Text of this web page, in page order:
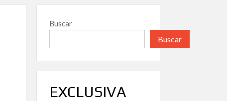
Buscar
Buscar
EXCLUSIVA